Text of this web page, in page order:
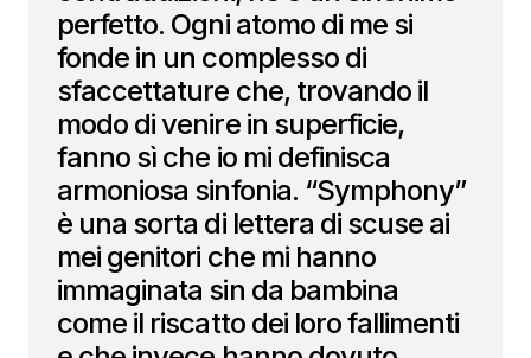
perfetto. Ogni atomo di me si
fonde in un complesso di
sfaccettature che, trovando il
modo di venire in superficie,
fanno sì che io mi definisca
armoniosa sinfonia. “Symphony”
è una sorta di lettera di scuse ai
mei genitori che mi hanno
immaginata sin da bambina
come il riscatto dei loro fallimenti